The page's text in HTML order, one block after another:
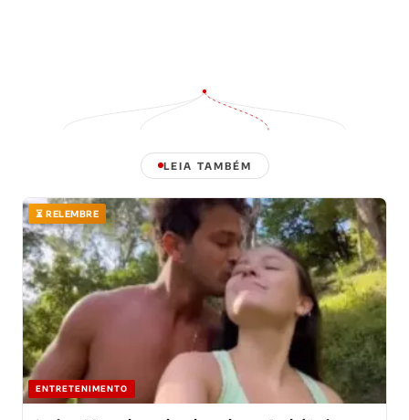
LEIA TAMBÉM
⏳ RELEMBRE
ENTRETENIMENTO